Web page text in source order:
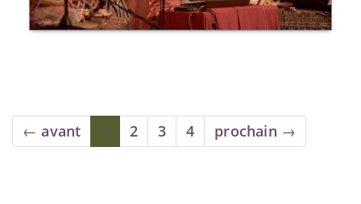
← avant 1 2 3 4 prochain →